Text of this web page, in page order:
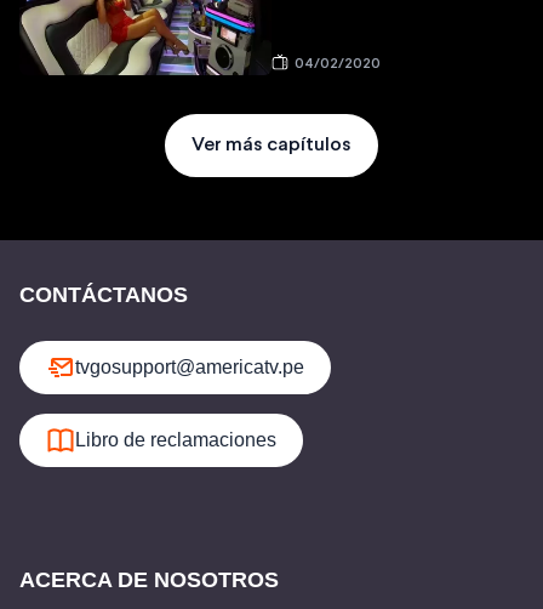
04/02/2020
Ver más capítulos
CONTÁCTANOS
tvgosupport@americatv.pe
Libro de reclamaciones
ACERCA DE NOSOTROS